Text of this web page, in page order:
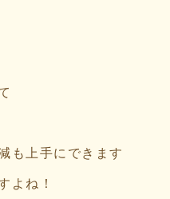
も上手にできます
よね！